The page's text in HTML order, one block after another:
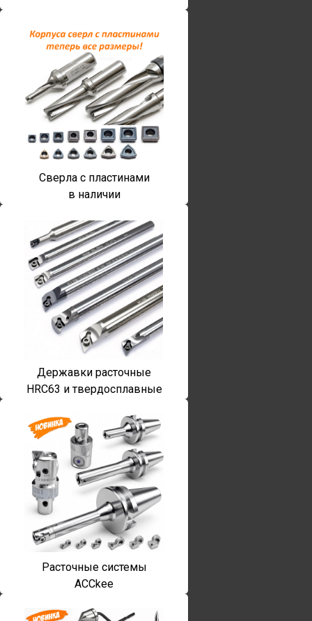
Сверла с пластинами
в наличии
Державки расточные
HRC63 и твердосплавные
Расточные системы
ACCkee